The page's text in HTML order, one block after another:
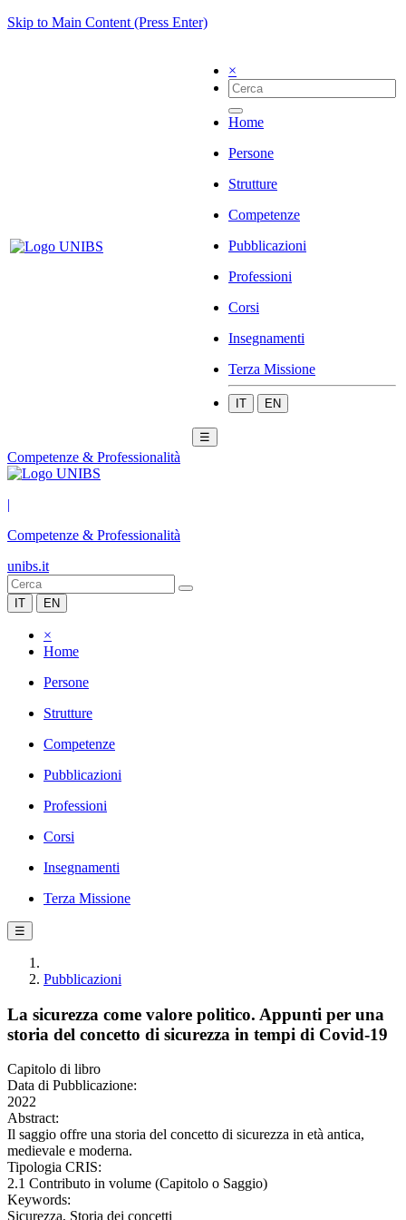
Skip to Main Content (Press Enter)
×
Home
Persone
Strutture
Competenze
Pubblicazioni
Professioni
Corsi
Insegnamenti
Terza Missione
IT EN
☰
Competenze & Professionalità
|
Competenze & Professionalità
unibs.it
IT EN
×
Home
Persone
Strutture
Competenze
Pubblicazioni
Professioni
Corsi
Insegnamenti
Terza Missione
☰
Pubblicazioni
La sicurezza come valore politico. Appunti per una
storia del concetto di sicurezza in tempi di Covid-19
Capitolo di libro
Data di Pubblicazione:
2022
Abstract:
Il saggio offre una storia del concetto di sicurezza in età antica,
medievale e moderna.
Tipologia CRIS:
2.1 Contributo in volume (Capitolo o Saggio)
Keywords:
Sicurezza, Storia dei concetti